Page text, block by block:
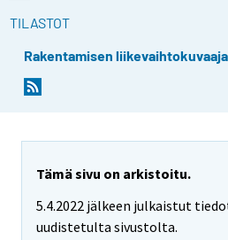
TILASTOT
Rakentamisen liikevaihtokuvaaja
Tämä sivu on arkistoitu.
5.4.2022 jälkeen julkaistut
uudistetulta sivustolta.